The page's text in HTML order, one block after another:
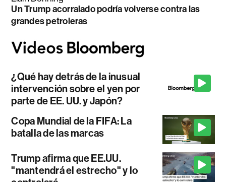
Un Trump acorralado podría volverse contra las
grandes petroleras
¿Qué hay detrás de la inusual
intervención sobre el yen por
parte de EE. UU. y Japón?
Copa Mundial de la FIFA: La
batalla de las marcas
Trump afirma que EE.UU.
"mantendrá el estrecho" y lo